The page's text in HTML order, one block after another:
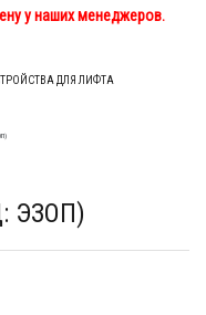
у наших менеджеров.
ДЛЯ ЛИФТА
ЭЗОП)